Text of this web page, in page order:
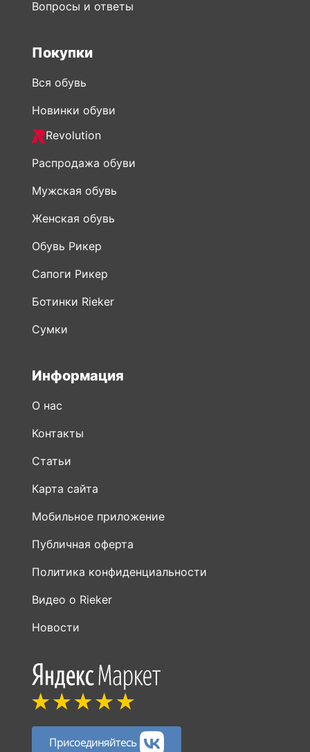
Вопросы и ответы
Покупки
Вся обувь
Новинки обуви
Revolution
Распродажа обуви
Мужская обувь
Женская обувь
Обувь Рикер
Сапоги Рикер
Ботинки Rieker
Сумки
Информация
О нас
Контакты
Статьи
Карта сайта
Мобильное приложение
Публичная оферта
Политика конфиденциальности
Видео о Rieker
Новости
Присоединяйтесь